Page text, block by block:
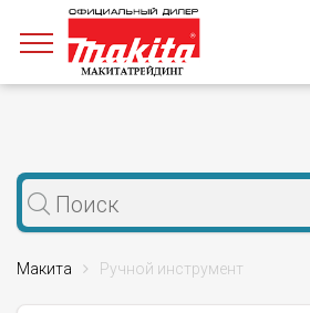
Макита Ручной инструмент